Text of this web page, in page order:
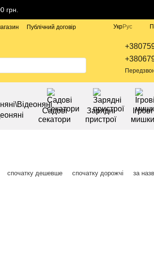
грн.
Публічний договір
УкрРус
Садові
секатори
Зарядні
пристрої
Ігрові
мишки
спочатку дешевше спочатку дорожчі за